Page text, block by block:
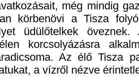
még mindig
körbenövi a Tisza
üdülőtelkek
korcsolyázásra
Az élő Tisza
a vízről nézve